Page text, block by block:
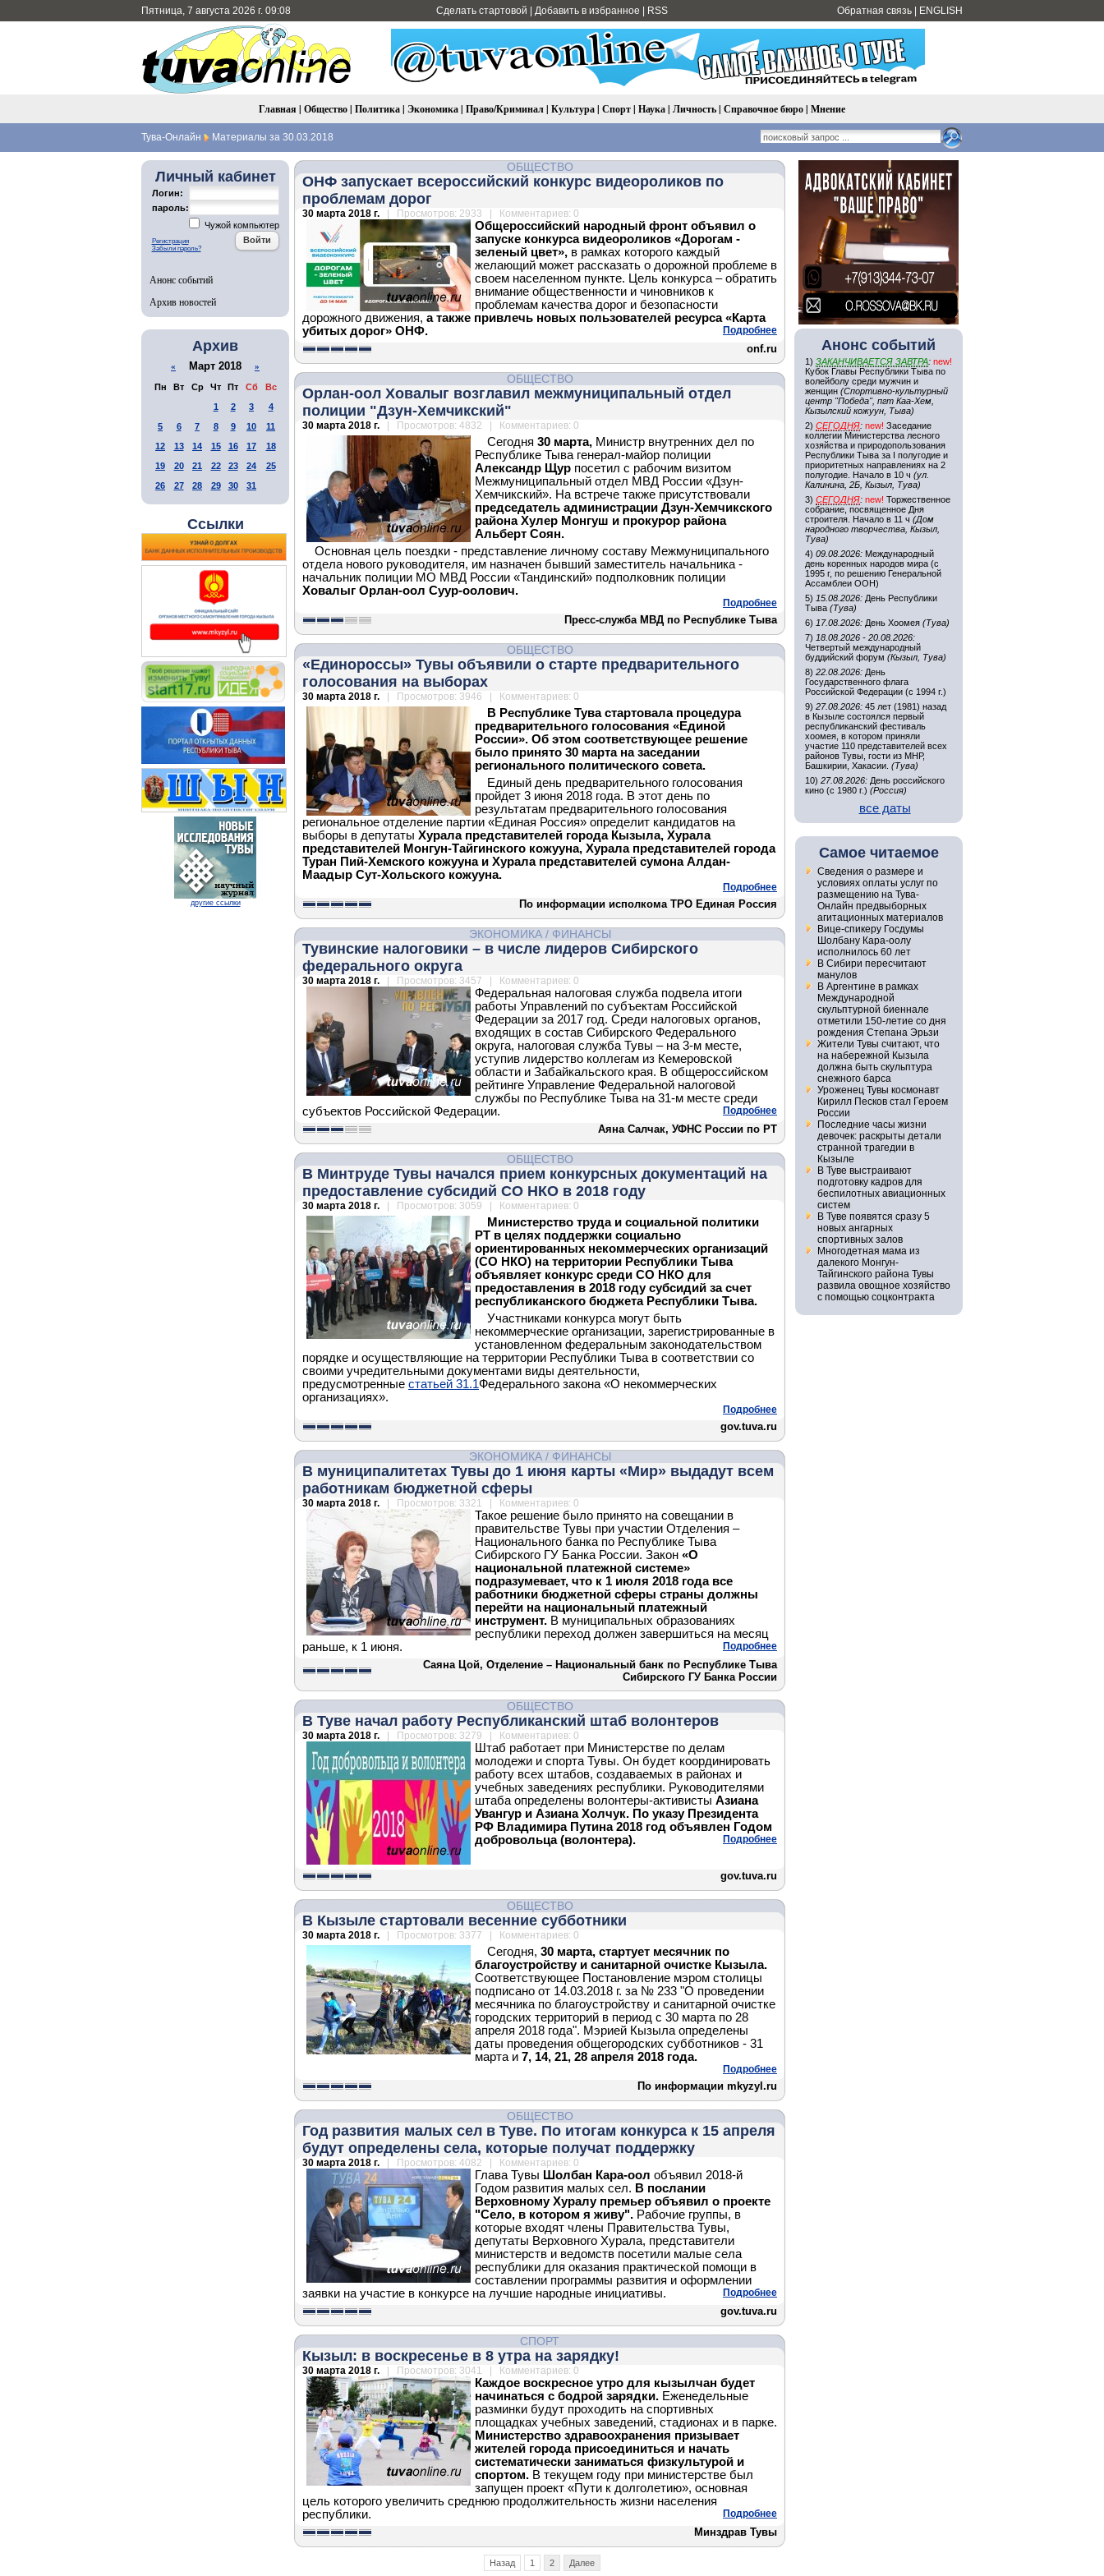
Пятница, 7 августа 2026 г. 09:08 Сделать стартовой Добавить в избранное RSS Обратная связь ENGLISH
Главная | Общество| Политика| Экономика| Право/Криминал| Культура| Спорт| Наука| Личность| Справочное бюро| Мнение
Тува-Онлайн Материалы за 30.03.2018
Личный кабинет
Логин:
пароль:
Чужой компьютер
Регистрация
Забыли пароль?
Анонс событий
Архив новостей
Архив
« Март 2018 »
Пн Вт Ср Чт Пт Сб
Вс
1
2 3
4
5
6 7 8 9 10
11
12
13 14 15 16 17
18
19
20 21 22 23 24
25
26
27 28 29 30 31
Ссылки
другие ссылки
ОБЩЕСТВО
ОНФ запускает всероссийский конкурс видеороликов по
проблемам дорог
30 марта 2018 г. | Просмотров: 2933 | Комментариев: 0
Общероссийский народный фронт объявил о
запуске конкурса видеороликов «Дорогам -
зеленый цвет», в рамках которого каждый
желающий может рассказать о дорожной проблеме в
своем населенном пункте. Цель конкурса – обратить
внимание общественности и чиновников к
проблемам качества дорог и безопасности
дорожного движения, а также привлечь новых пользователей ресурса «Карта
убитых дорог» ОНФ.
Подробнее
onf.ru
ОБЩЕСТВО
Орлан-оол Ховалыг возглавил межмуниципальный отдел
полиции "Дзун-Хемчикский"
30 марта 2018 г. | Просмотров: 4832 | Комментариев: 0
Сегодня 30 марта, Министр внутренних дел по
Республике Тыва генерал-майор полиции
Александр Щур посетил с рабочим визитом
Межмуниципальный отдел МВД России «Дзун-
Хемчикский». На встрече также присутствовали
председатель администрации Дзун-Хемчикского
района Хулер Монгуш и прокурор района
Альберт Соян.
Основная цель поездки - представление личному составу Межмуниципального
отдела нового руководителя, им назначен бывший заместитель начальника -
начальник полиции МО МВД России «Тандинский» подполковник полиции
Ховалыг Орлан-оол Суур-оолович.
Подробнее
Пресс-служба МВД по Республике Тыва
ОБЩЕСТВО
«Единороссы» Тувы объявили о старте предварительного
голосования на выборах
30 марта 2018 г. | Просмотров: 3946 | Комментариев: 0
В Республике Тува стартовала процедура
предварительного голосования «Единой
России». Об этом соответствующее решение
было принято 30 марта на заседании
регионального политического совета.
Единый день предварительного голосования
пройдет 3 июня 2018 года. В этот день по
результатам предварительного голосования
региональное отделение партии «Единая Россия» определит кандидатов на
выборы в депутаты Хурала представителей города Кызыла, Хурала
представителей Монгун-Тайгинского кожууна, Хурала представителей города
Туран Пий-Хемского кожууна и Хурала представителей сумона Алдан-
Маадыр Сут-Хольского кожууна.
Подробнее
По информации исполкома ТРО Единая Россия
ЭКОНОМИКА/ ФИНАНСЫ
Тувинские налоговики – в числе лидеров Сибирского
федерального округа
30 марта 2018 г. | Просмотров: 3457 | Комментариев: 0
Федеральная налоговая служба подвела итоги
работы Управлений по субъектам Российской
Федерации за 2017 год. Среди налоговых органов,
входящих в состав Сибирского Федерального
округа, налоговая служба Тувы – на 3-м месте,
уступив лидерство коллегам из Кемеровской
области и Забайкальского края. В общероссийском
рейтинге Управление Федеральной налоговой
службы по Республике Тыва на 31-м месте среди
субъектов Российской Федерации.
Подробнее
Аяна Салчак, УФНС России по РТ
ОБЩЕСТВО
В Минтруде Тувы начался прием конкурсных документаций на
предоставление субсидий СО НКО в 2018 году
30 марта 2018 г. | Просмотров: 3059 | Комментариев: 0
Министерство труда и социальной политики
РТ в целях поддержки социально
ориентированных некоммерческих организаций
(СО НКО) на территории Республики Тыва
объявляет конкурс среди СО НКО для
предоставления в 2018 году субсидий за счет
республиканского бюджета Республики Тыва.
Участниками конкурса могут быть
некоммерческие организации, зарегистрированные в
установленном федеральным законодательством
порядке и осуществляющие на территории Республики Тыва в соответствии со
своими учредительными документами виды деятельности,
предусмотренные статьей 31.1Федерального закона «О некоммерческих
организациях».
Подробнее
gov.tuva.ru
ЭКОНОМИКА/ ФИНАНСЫ
В муниципалитетах Тувы до 1 июня карты «Мир» выдадут всем
работникам бюджетной сферы
30 марта 2018 г. | Просмотров: 3321 | Комментариев: 0
Такое решение было принято на совещании в
правительстве Тувы при участии Отделения –
Национального банка по Республике Тыва
Сибирского ГУ Банка России. Закон «О
национальной платежной системе»
подразумевает, что к 1 июля 2018 года все
работники бюджетной сферы страны должны
перейти на национальный платежный
инструмент. В муниципальных образованиях
республики переход должен завершиться на месяц
раньше, к 1 июня.
Подробнее
Саяна Цой, Отделение – Национальный банк по Республике Тыва
Сибирского ГУ Банка России
ОБЩЕСТВО
В Туве начал работу Республиканский штаб волонтеров
30 марта 2018 г. | Просмотров: 3279 | Комментариев: 0
Штаб работает при Министерстве по делам
молодежи и спорта Тувы. Он будет координировать
работу всех штабов, создаваемых в районах и
учебных заведениях республики. Руководителями
штаба определены волонтеры-активисты Азиана
Увангур и Азиана Холчук. По указу Президента
РФ Владимира Путина 2018 год объявлен Годом
добровольца (волонтера).
Подробнее
gov.tuva.ru
ОБЩЕСТВО
В Кызыле стартовали весенние субботники
30 марта 2018 г. | Просмотров: 3377 | Комментариев: 0
Сегодня, 30 марта, стартует месячник по
благоустройству и санитарной очистке Кызыла.
Соответствующее Постановление мэром столицы
подписано от 14.03.2018 г. за № 233 "О проведении
месячника по благоустройству и санитарной очистке
городских территорий в период с 30 марта по 28
апреля 2018 года". Мэрией Кызыла определены
даты проведения общегородских субботников - 31
марта и 7, 14, 21, 28 апреля 2018 года.
Подробнее
По информации mkyzyl.ru
ОБЩЕСТВО
Год развития малых сел в Туве. По итогам конкурса к 15 апреля
будут определены села, которые получат поддержку
30 марта 2018 г. | Просмотров: 4082 | Комментариев: 0
Глава Тувы Шолбан Кара-оол объявил 2018-й
Годом развития малых сел. В послании
Верховному Хуралу премьер объявил о проекте
"Село, в котором я живу". Рабочие группы, в
которые входят члены Правительства Тувы,
депутаты Верховного Хурала, представители
министерств и ведомств посетили малые села
республики для оказания практической помощи в
составлении программы развития и оформлении
заявки на участие в конкурсе на лучшие народные инициативы.
Подробнее
gov.tuva.ru
СПОРТ
Кызыл: в воскресенье в 8 утра на зарядку!
30 марта 2018 г. | Просмотров: 3041 | Комментариев: 0
Каждое воскресное утро для кызылчан будет
начинаться с бодрой зарядки. Еженедельные
разминки будут проходить на спортивных
площадках учебных заведений, стадионах и в парке.
Министерство здравоохранения призывает
жителей города присоединиться и начать
систематически заниматься физкультурой и
спортом. В текущем году при министерстве был
запущен проект «Пути к долголетию», основная
цель которого увеличить среднюю продолжительность жизни населения
республики.
Подробнее
Минздрав Тувы
Назад 1 2 Далее
Анонс событий
1) ЗАКАНЧИВАЕТСЯ ЗАВТРА: new!
Кубок Главы Республики Тыва по
волейболу среди мужчин и
женщин (Спортивно-культурный
центр "Победа", пгт Каа-Хем,
Кызылский кожуун, Тыва)
2) СЕГОДНЯ: new! Заседание
коллегии Министерства лесного
хозяйства и природопользования
Республики Тыва за I полугодие и
приоритетных направлениях на 2
полугодие. Начало в 10 ч (ул.
Калинина, 2Б, Кызыл, Тува)
3) СЕГОДНЯ: new! Торжественное
собрание, посвященное Дня
строителя. Начало в 11 ч (Дом
народного творчества, Кызыл,
Тува)
4) 09.08.2026: Международный
день коренных народов мира (с
1995 г, по решению Генеральной
Ассамблеи ООН)
5) 15.08.2026: День Республики
Тыва (Тува)
6) 17.08.2026: День Хоомея (Тува)
7) 18.08.2026 - 20.08.2026:
Четвертый международный
буддийский форум (Кызыл, Тува)
8) 22.08.2026: День
Государственного флага
Российской Федерации (с 1994 г.)
9) 27.08.2026: 45 лет (1981) назад
в Кызыле состоялся первый
республиканский фестиваль
хоомея, в котором приняли
участие 110 представителей всех
районов Тувы, гости из МНР,
Башкирии, Хакасии. (Тува)
10) 27.08.2026: День российского
кино (с 1980 г.) (Россия)
все даты
Самое читаемое
Сведения о размере и
условиях оплаты услуг по
размещению на Тува-
Онлайн предвыборных
агитационных материалов
Вице-спикеру Госдумы
Шолбану Кара-оолу
исполнилось 60 лет
В Сибири пересчитают
манулов
В Аргентине в рамках
Международной
скульптурной биеннале
отметили 150-летие со дня
рождения Степана Эрьзи
Жители Тувы считают, что
на набережной Кызыла
должна быть скульптура
снежного барса
Уроженец Тувы космонавт
Кирилл Песков стал Героем
России
Последние часы жизни
девочек: раскрыты детали
странной трагедии в
Кызыле
В Туве выстраивают
подготовку кадров для
беспилотных авиационных
систем
В Туве появятся сразу 5
новых ангарных
спортивных залов
Многодетная мама из
далекого Монгун-
Тайгинского района Тувы
развила овощное хозяйство
с помощью соцконтракта